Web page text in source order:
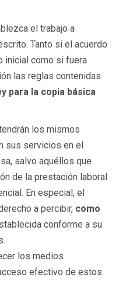
el trabajo a
Tanto si el acuerdo
inicial como si fuera
las reglas contenidas
para la copia básica
los mismos
sus servicios en el
salvo aquéllos que
de la prestación laboral
En especial, el
a percibir, como
conforme a su
los medios
efectivo de estos